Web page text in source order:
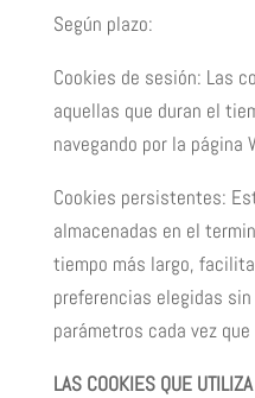
Según plazo:
Cookies de sesión: Las
aquellas que duran el
navegando por la página
Cookies persistentes:
almacenadas en el
tiempo más largo,
preferencias elegidas
parámetros cada vez
LAS COOKIES QUE